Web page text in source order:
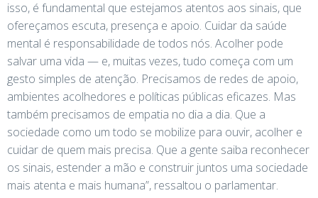
isso, é fundamental que estejamos atentos aos sinais, que
ofereçamos escuta, presença e apoio. Cuidar da saúde
mental é responsabilidade de todos nós. Acolher pode
salvar uma vida — e, muitas vezes, tudo começa com um
gesto simples de atenção. Precisamos de redes de apoio,
ambientes acolhedores e políticas públicas eficazes. Mas
também precisamos de empatia no dia a dia. Que a
sociedade como um todo se mobilize para ouvir, acolher e
cuidar de quem mais precisa. Que a gente saiba reconhecer
os sinais, estender a mão e construir juntos uma sociedade
mais atenta e mais humana”, ressaltou o parlamentar.